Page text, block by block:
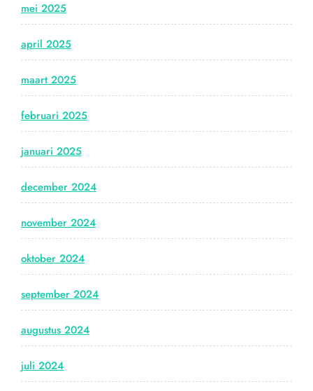
mei 2025
april 2025
maart 2025
februari 2025
januari 2025
december 2024
november 2024
oktober 2024
september 2024
augustus 2024
juli 2024